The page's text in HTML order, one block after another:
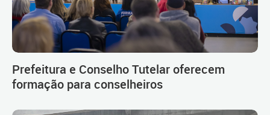
Prefeitura e Conselho Tutelar oferecem
formação para conselheiros